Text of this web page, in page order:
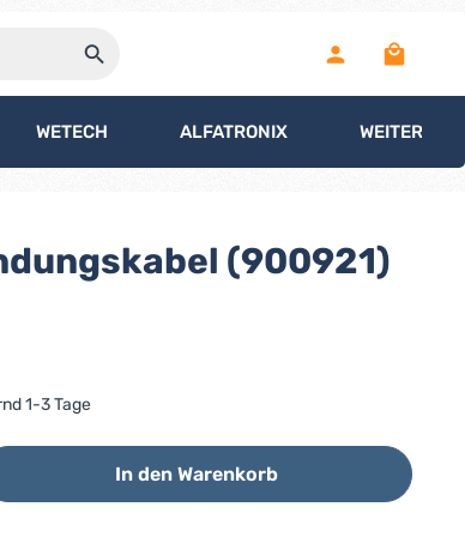
WETECH ALFATRONIX WEITERE
(900921)
1-3 Tage
gewünschten Wert ein oder
In den Warenkorb